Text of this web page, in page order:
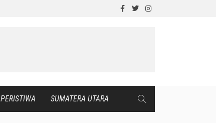
PERISTIWA SUMATERA UTARA